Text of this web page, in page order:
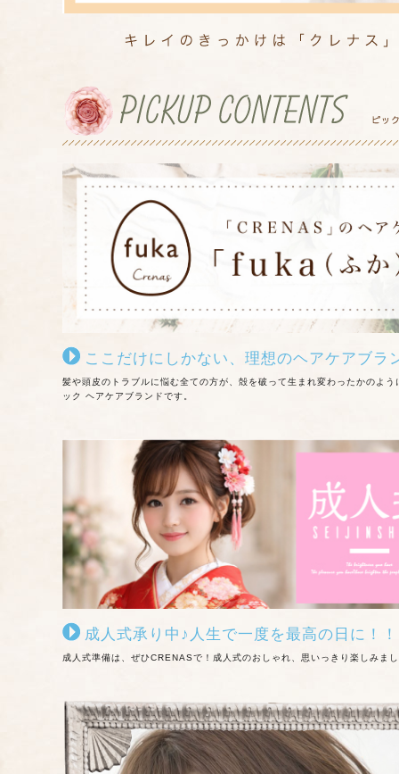
ここだけにしかない、理想のヘアケアブラ
髪や頭皮のトラブルに悩む全ての方が、殻を破って生まれ変わったかのよ
ック ヘアケアブランドです。
成人式承り中♪人生で一度を最高の日に！！
成人式準備は、ぜひCRENASで！成人式のおしゃれ、思いっきり楽しみま